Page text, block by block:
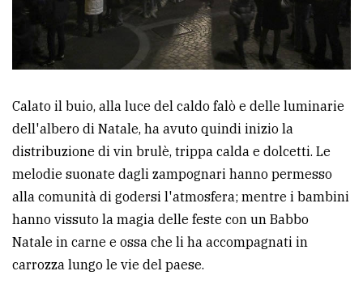
Calato il buio, alla luce del caldo falò e delle luminarie
dell'albero di Natale, ha avuto quindi inizio la
distribuzione di vin brulè, trippa calda e dolcetti. Le
melodie suonate dagli zampognari hanno permesso
alla comunità di godersi l'atmosfera; mentre i bambini
hanno vissuto la magia delle feste con un Babbo
Natale in carne e ossa che li ha accompagnati in
carrozza lungo le vie del paese.